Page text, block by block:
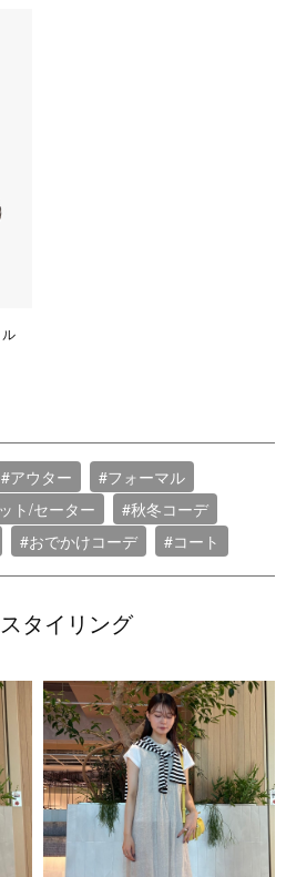
#アウター
#フォーマル
ト/セーター
#秋冬コーデ
#おでかけコーデ #コート
タイリング